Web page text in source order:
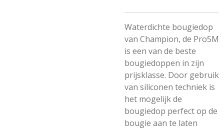
Waterdichte bougiedop
van Champion, de Pro5M
is een van de beste
bougiedoppen in zijn
prijsklasse. Door gebruik
van siliconen techniek is
het mogelijk de
bougiedop perfect op de
bougie aan te laten